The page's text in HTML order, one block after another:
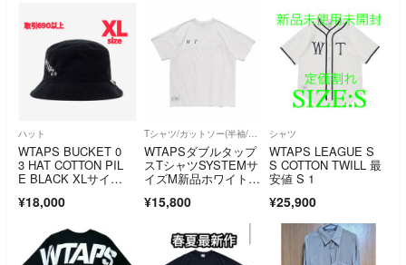
ハット
WTAPS BUCKET 0
3 HAT COTTON PIL
E BLACK XLサイ
ケットハット ブラッ
¥18,000
Tシャツ/カットソー(半袖/袖なし)
WTAPSダブルタップ
スTシャツSYSTEMサ
イズM新品ホワイトW
¥15,800
シャツ
WTAPS LEAGUE S
S COTTON TWILL 最
安値 S 1
¥25,900